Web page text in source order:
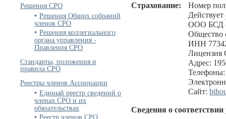
Решения СРО
Решения Общих собраний
членов СРО
Решения коллегиального
органа управления -
Правления СРО
Стандарты, положения и
правила СРО
Реестры членов Ассоциации
Единый реестр сведений о
членах СРО и их
обязательствах
Реестр членов СРО
Страхование:
Номер
Действует
ООО БСД
Общество
ИНН
Лицензия
Адрес:
Телефоны:
Сайт:
Сведения о